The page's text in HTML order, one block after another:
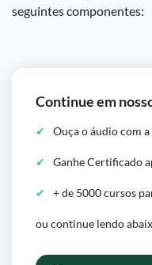
seguintes componentes:
Continue em
Ouça o áudio com
Ganhe Certificado
+ de 5000 cursos
ou continue lendo